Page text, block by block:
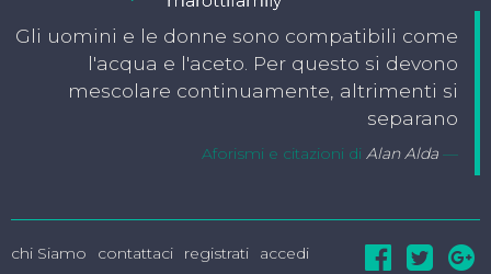
Gli uomini e le donne sono compatibili come
l'acqua e l'aceto. Per questo si devono
mescolare continuamente, altrimenti si
separano
Aforismi e citazioni di Alan Alda
chi Siamo contattaci registrati
accedi